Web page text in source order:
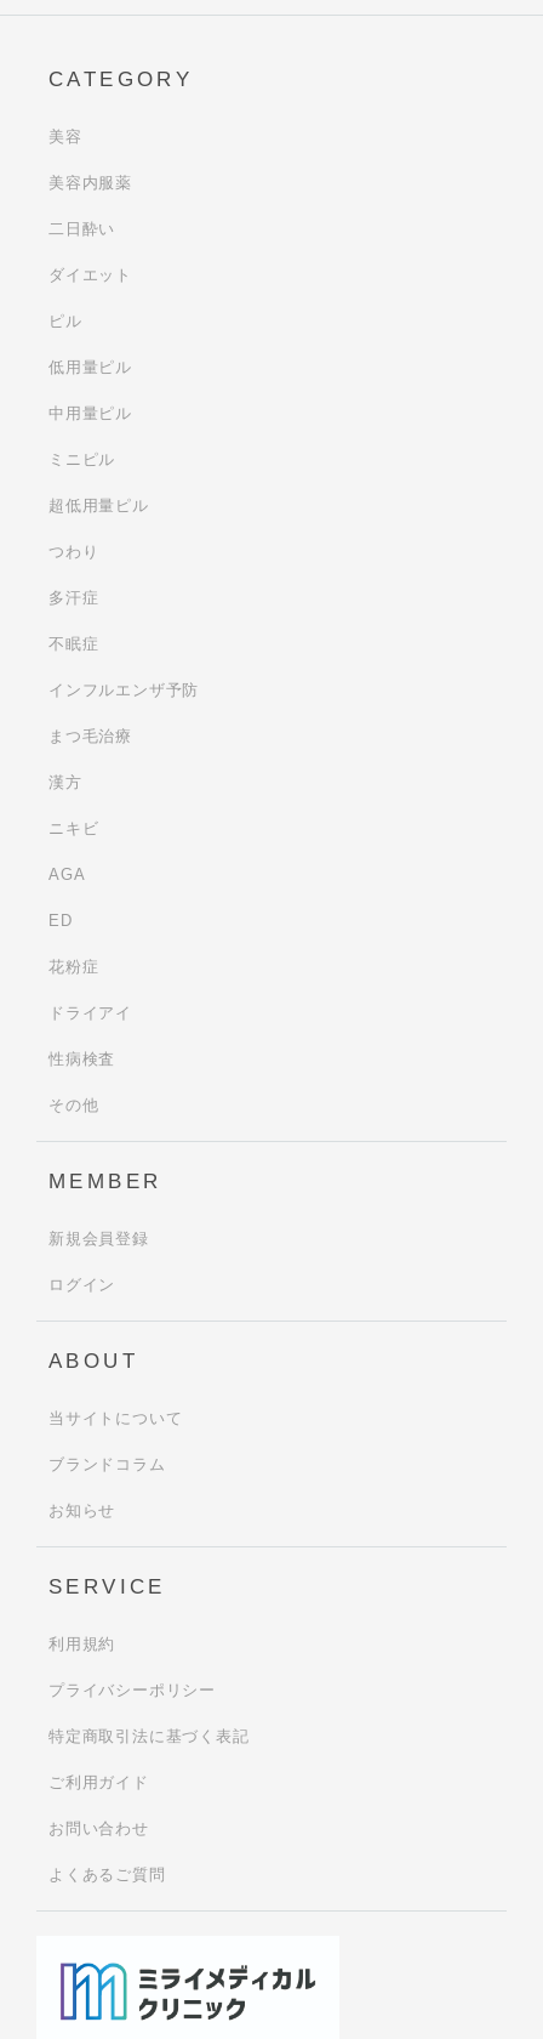
CATEGORY
美容
美容内服薬
二日酔い
ダイエット
ピル
低用量ピル
中用量ピル
ミニピル
超低用量ピル
つわり
多汗症
不眠症
インフルエンザ予防
まつ毛治療
漢方
ニキビ
AGA
ED
花粉症
ドライアイ
性病検査
その他
MEMBER
新規会員登録
ログイン
ABOUT
当サイトについて
ブランドコラム
お知らせ
SERVICE
利用規約
プライバシーポリシー
特定商取引法に基づく表記
ご利用ガイド
お問い合わせ
よくあるご質問